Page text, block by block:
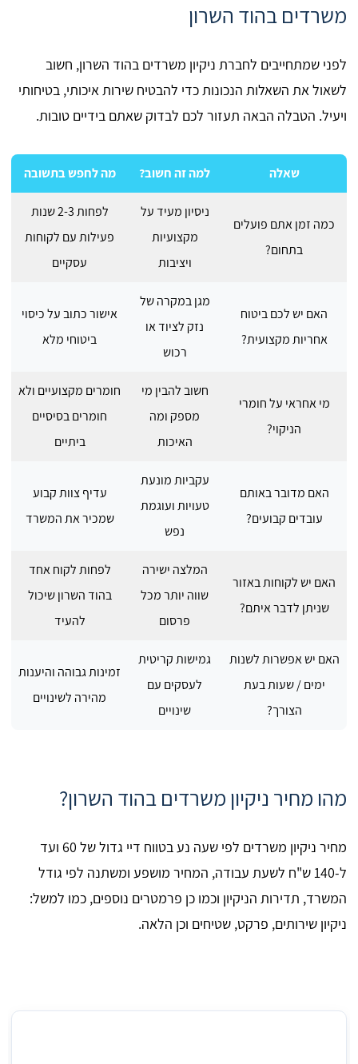
משרדים בהוד השרון
לפני שמתחייבים לחברת ניקיון משרדים בהוד השרון, חשוב
לשאול את השאלות הנכונות כדי להבטיח שירות איכותי, בטיחותי
ויעיל. הטבלה הבאה תעזור לכם לבדוק שאתם בידיים טובות.
שאלה למה זה חשוב? מה לחפש בתשובה
כמה זמן אתם פועלים
בתחום?
ניסיון מעיד על
מקצועיות
ויציבות
לפחות 2-3 שנות
פעילות עם לקוחות
עסקיים
האם יש לכם ביטוח
אחריות מקצועית?
מגן במקרה של
נזק לציוד או
רכוש
אישור כתוב על כיסוי
ביטוחי מלא
מי אחראי על חומרי
הניקוי?
חשוב להבין מי
מספק ומה
האיכות
חומרים מקצועיים ולא
חומרים בסיסיים
ביתיים
האם מדובר באותם
עובדים קבועים?
עקביות מונעת
טעויות ועוגמת
נפש
עדיף צוות קבוע
שמכיר את המשרד
האם יש לקוחות באזור
שניתן לדבר איתם?
המלצה ישירה
שווה יותר מכל
פרסום
לפחות לקוח אחד
בהוד השרון שיכול
להעיד
האם יש אפשרות לשנות
ימים / שעות בעת
הצורך?
גמישות קריטית
לעסקים עם
שינויים
זמינות גבוהה והיענות
מהירה לשינויים
מהו מחיר ניקיון משרדים בהוד השרון?
מחיר ניקיון משרדים לפי שעה נע בטווח דיי גדול של 60 ועד
ל-140 ש"ח לשעת עבודה, המחיר מושפע ומשתנה לפי גודל
המשרד, תדירות הניקיון וכמו כן פרמטרים נוספים, כמו למשל:
ניקיון שירותים, פרקט, שטיחים וכן הלאה.